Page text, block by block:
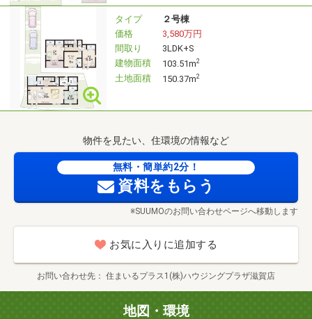
ッタリのご提案をさせて頂きます！住宅の購入のほかに
も、お金がかかるイベントがたくさんあります。出産費
用、老後の生活費、介護費用、緊急資金、お子様の就職活
動費、結婚費用など、限られた資金をどのように振り分け
ればいいのか、当社のライフプラン相談が大人気です！も
ちろん無料ですので、お気軽にお問合せ下さい。
タイプ
２号棟
価格
3,580万円
間取り
3LDK+S
建物面積
103.51m2
土地面積 150.37m2
物件を見たい、住環境の情報など
無料・簡単約2分！
資料をもらう
※SUUMOのお問い合わせページへ移動します
お気に入りに追加する
お問い合わせ先 住まいるプラス1(株)ハウジングプラザ滋賀店
地図・環境